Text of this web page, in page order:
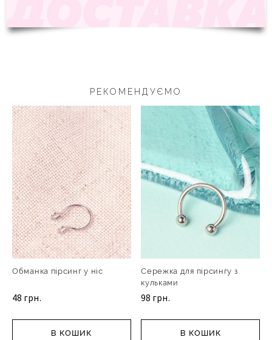
РЕКОМЕНДУЄМО
Обманка пірсинг у ніс
48 грн.
В КОШИК
Сережка для пірсингу з
кульками
98 грн.
В КОШИК